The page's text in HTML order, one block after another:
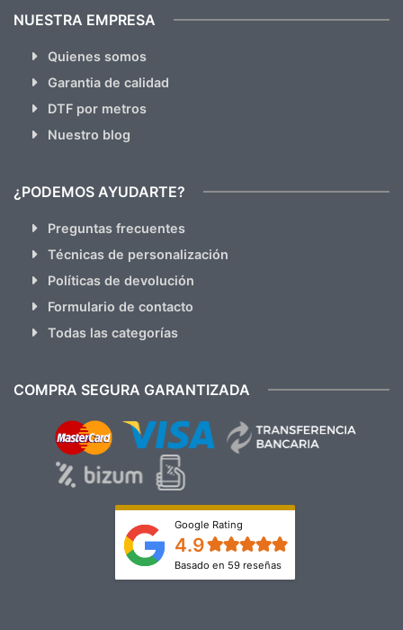
NUESTRA EMPRESA
Quienes somos
Garantia de calidad
DTF por metros
Nuestro blog
¿PODEMOS AYUDARTE?
Preguntas frecuentes
Técnicas de personalización
Políticas de devolución
Formulario de contacto
Todas las categorías
COMPRA SEGURA GARANTIZADA
Google Rating
4.9
Basado en 59 reseñas